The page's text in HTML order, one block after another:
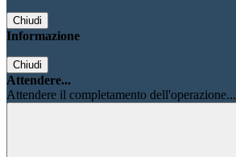
Chiudi
Informazione
Chiudi
Attendere...
Attendere il completamento dell'operazione...